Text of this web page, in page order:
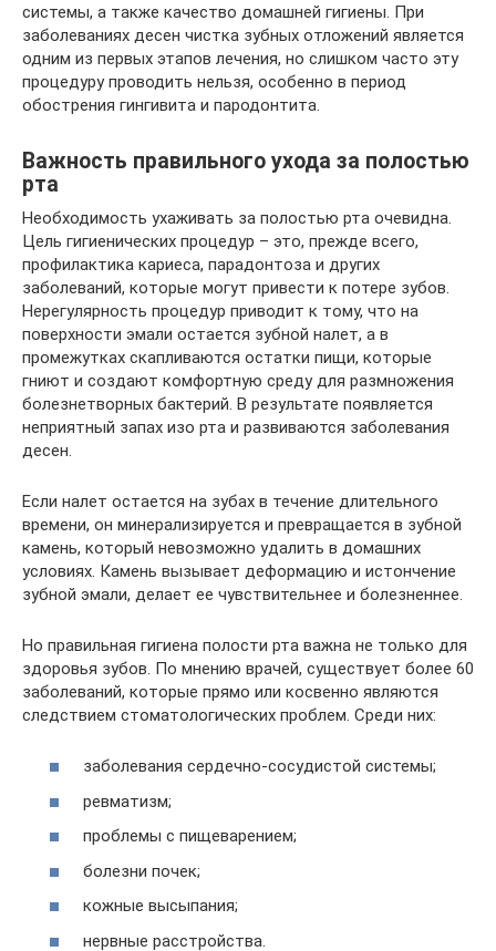
системы, а также качество домашней гигиены. При
заболеваниях десен чистка зубных отложений является
одним из первых этапов лечения, но слишком часто эту
процедуру проводить нельзя, особенно в период
обострения гингивита и пародонтита.
Важность правильного ухода за полостью
рта
Необходимость ухаживать за полостью рта очевидна.
Цель гигиенических процедур – это, прежде всего,
профилактика кариеса, парадонтоза и других
заболеваний, которые могут привести к потере зубов.
Нерегулярность процедур приводит к тому, что на
поверхности эмали остается зубной налет, а в
промежутках скапливаются остатки пищи, которые
гниют и создают комфортную среду для размножения
болезнетворных бактерий. В результате появляется
неприятный запах изо рта и развиваются заболевания
десен.
Если налет остается на зубах в течение длительного
времени, он минерализируется и превращается в зубной
камень, который невозможно удалить в домашних
условиях. Камень вызывает деформацию и истончение
зубной эмали, делает ее чувствительнее и болезненнее.
Но правильная гигиена полости рта важна не только для
здоровья зубов. По мнению врачей, существует более 60
заболеваний, которые прямо или косвенно являются
следствием стоматологических проблем. Среди них:
заболевания сердечно-сосудистой системы;
ревматизм;
проблемы с пищеварением;
болезни почек;
кожные высыпания;
нервные расстройства.